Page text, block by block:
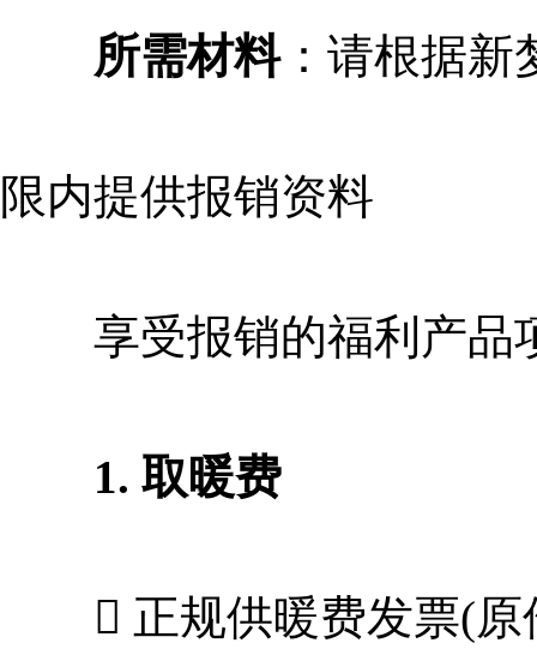
所需材料：请根据新
限内提供报销资料
享受报销的福利产品
1. 取暖费
 正规供暖费发票(原